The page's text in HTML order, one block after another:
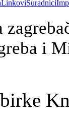
LinkoviSuradnici
i